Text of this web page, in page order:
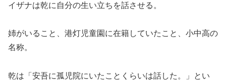
イザナは乾に自分の生い立ちを話させる。
姉がいること、港灯児童園に在籍していたこと、小中高の
名称。
乾は「安吾に孤児院にいたことくらいは話した。」とい